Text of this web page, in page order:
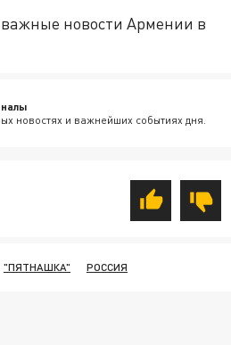
новости Армении в
новостях и важнейших событиях дня.
"ПЯТНАШКА" РОССИЯ